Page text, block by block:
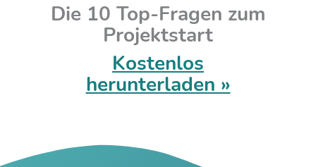
Die 10 Top-Fragen zum
Projektstart
Kostenlos
herunterladen »